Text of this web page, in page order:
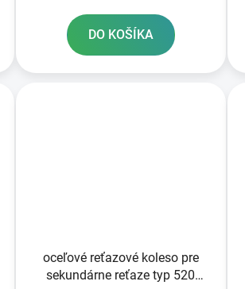
DO KOŠÍKA
oceľové reťazové koleso pre
sekundárne reťaze typ 520